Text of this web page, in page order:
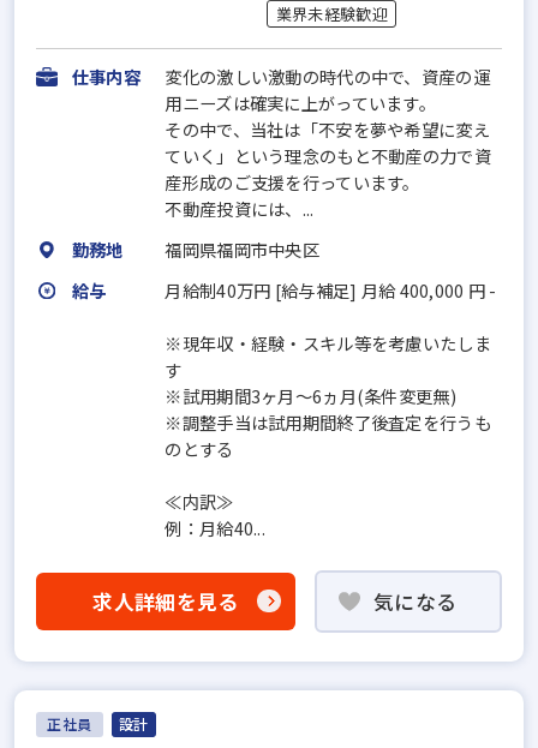
業界未経験歓迎
仕事内容
変化の激しい激動の時代の中で、資産の運
用ニーズは確実に上がっています。
その中で、当社は「不安を夢や希望に変え
ていく」という理念のもと不動産の力で資
産形成のご支援を行っています。
不動産投資には、...
勤務地
福岡県福岡市中央区
給与
月給制40万円 [給与補足] 月給 400,000 円 -
※現年収・経験・スキル等を考慮いたしま
す
※試用期間3ヶ月〜6ヵ月(条件変更無)
※調整手当は試用期間終了後査定を行うも
のとする
≪内訳≫
例：月給40...
求人詳細を見る 気になる
正社員 設計